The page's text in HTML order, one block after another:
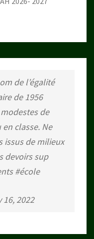
de l’égalité
de 1956
de
classe. Ne
issus de milieux
devoirs sup
#école
16, 2022